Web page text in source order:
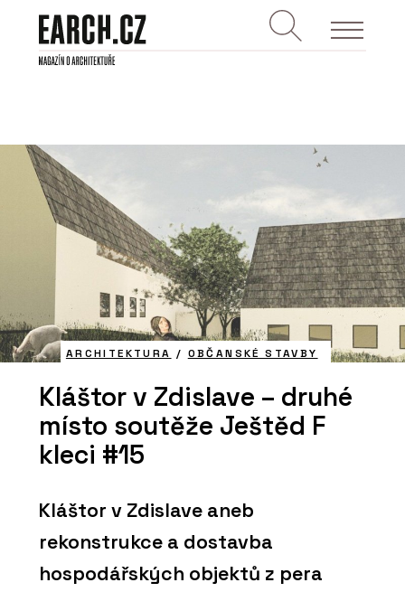
ARCHITEKTURA / OBČANSKÉ STAVBY
Kláštor v Zdislave – druhé
místo soutěže Ještěd F
kleci #15
Kláštor v Zdislave aneb
rekonstrukce a dostavba
hospodářských objektů z pera